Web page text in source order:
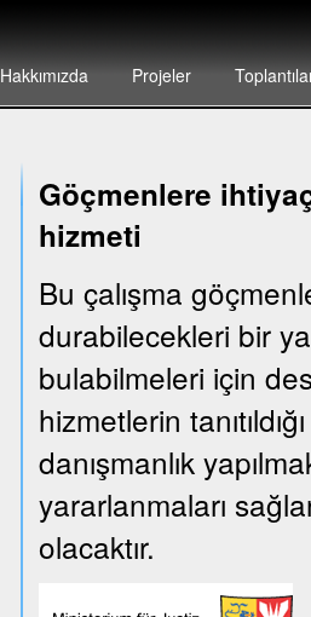
Hakkımızda Projeler
Göçmenlere
hizmeti
Bu çalışma
durabilecekleri bir
bulabilmeleri için
hizmetlerin
danışmanlık
yararlanmaları
olacaktır.